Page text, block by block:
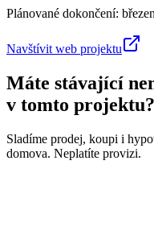
Plánované dokončení:
Navštívit web projektu
Máte stávající
v tomto projektu?
Sladíme prodej, koupi i
domova. Neplatíte provizi.